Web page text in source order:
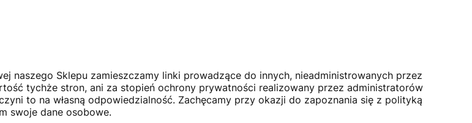
naszego Sklepu zamieszczamy linki prowadzące do innych, nieadministrowanych przez
tychże stron, ani za stopień ochrony prywatności realizowany przez administratorów
to na własną odpowiedzialność. Zachęcamy przy okazji do zapoznania się z polityką
swoje dane osobowe.